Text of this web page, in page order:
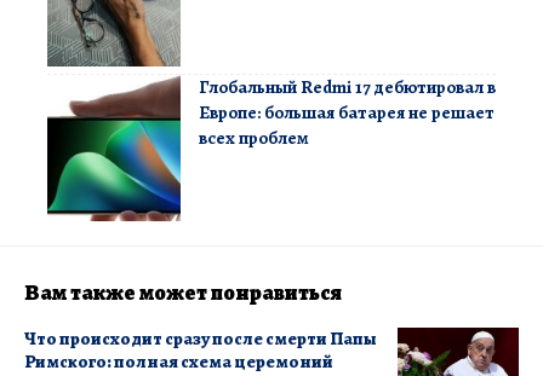
Глобальный Redmi 17 дебютировал в
Европе: большая батарея не решает
всех проблем
Вам также может понравиться
Что происходит сразу после смерти Папы
Римского: полная схема церемоний